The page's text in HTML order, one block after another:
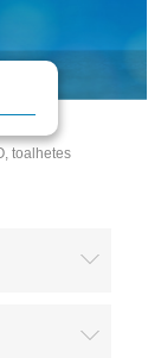
toalhetes